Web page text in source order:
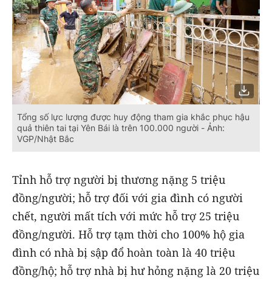
Tổng số lực lượng được huy động tham gia khắc phục hậu
quả thiên tai tại Yên Bái là trên 100.000 người - Ảnh:
VGP/Nhật Bắc
Tỉnh hỗ trợ người bị thương nặng 5 triệu
đồng/người; hỗ trợ đối với gia đình có người
chết, người mất tích với mức hỗ trợ 25 triệu
đồng/người. Hỗ trợ tạm thời cho 100% hộ gia
đình có nhà bị sập đổ hoàn toàn là 40 triệu
đồng/hộ; hỗ trợ nhà bị hư hỏng nặng là 20 triệu